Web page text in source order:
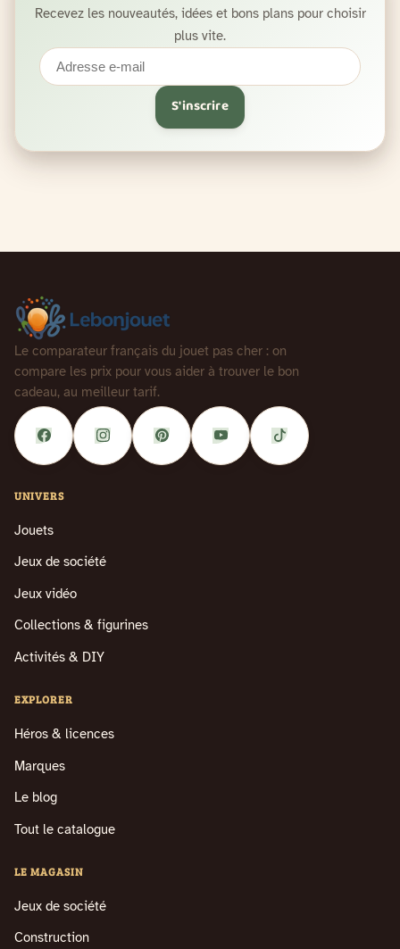
Recevez les nouveautés, idées et bons plans pour choisir
plus vite.
Adresse
e-
S'inscrire
Le comparateur français du jouet pas cher : on
compare les prix pour vous aider à trouver le bon
cadeau, au meilleur tarif.
UNIVERS
Jouets
Jeux de société
Jeux vidéo
Collections & figurines
Activités & DIY
EXPLORER
Héros & licences
Marques
Le blog
Tout le catalogue
LE MAGASIN
Jeux de société
Construction